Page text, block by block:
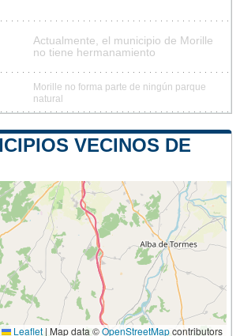
Actualmente, el municipio de Morille
no tiene hermanamiento
Morille no forma parte de ningún parque
natural
VECINOS DE
Leaflet | Map data ©OpenStreetMapcontributors